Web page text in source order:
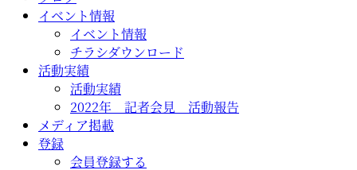
イベント情報
イベント情報
チラシダウンロード
活動実績
活動実績
2022年 記者会見 活動報告
メディア掲載
登録
会員登録する